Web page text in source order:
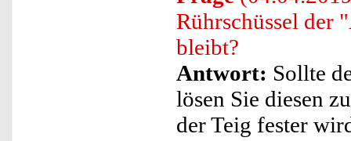
Rührschüssel der
bleibt?
Antwort: Sollte
lösen Sie diesen
der Teig fester